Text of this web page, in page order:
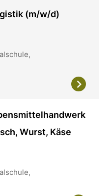
(m/w/d)
Wurst, Käse